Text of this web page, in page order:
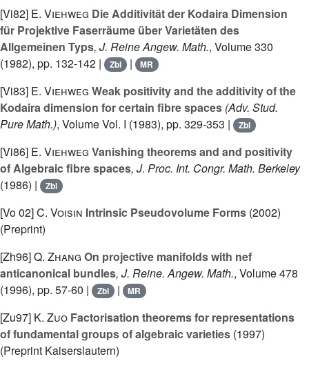
[Vi82] E. Viehweg Die Additivität der Kodaira Dimension
für Projektive Faserräume über Varietäten des
Allgemeinen Typs, J. Reine Angew. Math., Volume 330
(1982), pp. 132-142 |
Zbl | MR
[Vi83] E. Viehweg Weak positivity and the additivity of the
Kodaira dimension for certain fibre spaces (Adv. Stud.
Pure Math.), Volume Vol. I (1983), pp. 329-353 | Zbl
[Vi86] E. Viehweg Vanishing theorems and and positivity
of Algebraic fibre spaces, J. Proc. Int. Congr. Math. Berkeley
(1986) |
Zbl
[Vo 02]C. Voisin Intrinsic Pseudovolume Forms (2002)
(Preprint)
[Zh96]Q. Zhang On projective manifolds with nef
anticanonical bundles, J. Reine. Angew. Math., Volume 478
(1996), pp. 57-60 |
Zbl | MR
[Zu97] K. Zuo Factorisation theorems for representations
of fundamental groups of algebraic varieties (1997)
(Preprint Kaiserslautern)